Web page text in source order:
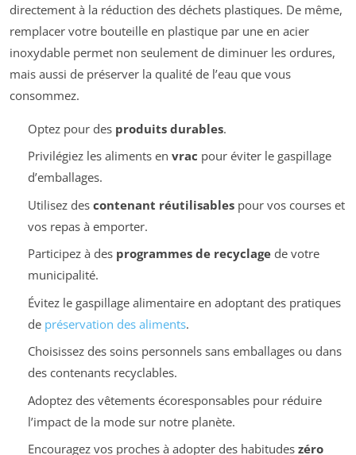
directement à la réduction des déchets plastiques. De même,
remplacer votre bouteille en plastique par une en acier
inoxydable permet non seulement de diminuer les ordures,
mais aussi de préserver la qualité de l’eau que vous
consommez.
Optez pour des produits durables.
Privilégiez les aliments en vrac pour éviter le gaspillage
d’emballages.
Utilisez des contenant réutilisablespour vos courses et
vos repas à emporter.
Participez à des programmes de recyclagede votre
municipalité.
Évitez le gaspillage alimentaire en adoptant des pratiques
de préservation des aliments.
Choisissez des soins personnels sans emballages ou dans
des contenants recyclables.
Adoptez des vêtements écoresponsables pour réduire
l’impact de la mode sur notre planète.
Encouragez vos proches à adopter des habitudes zéro